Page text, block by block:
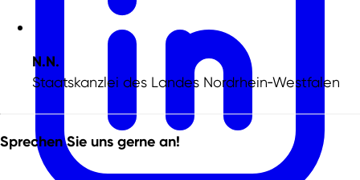
N.N.
Staatskanzlei des Landes Nordrhein‑Westfalen
Sprechen Sie uns gerne an!